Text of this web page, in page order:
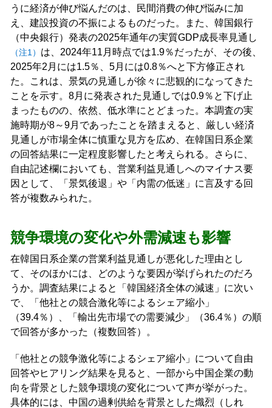
うに経済が伸び悩んだのは、民間消費の伸び悩みに加
え、建設投資の不振によるものだった。また、韓国銀行
（中央銀行）発表の2025年通年の実質GDP成長率見通し
（注1） は、2024年11月時点では1.9％だったが、その後、
2025年2月には1.5％、5月には0.8％へと下方修正され
た。これは、景気の見通しが徐々に悲観的になってきた
ことを示す。8月に発表された見通しでは0.9％と下げ止
まったものの、依然、低水準にとどまった。本調査の実
施時期が8～9月であったことを踏まえると、厳しい経済
見通しが市場全体に慎重な見方を広め、在韓国日系企業
の回答結果に一定程度影響したと考えられる。さらに、
自由記述欄においても、営業利益見通しへのマイナス要
因として、「景気後退」や「内需の低迷」に言及する回
答が複数みられた。
競争環境の変化や外需減速も影響
在韓国日系企業の営業利益見通しが悪化した理由とし
て、そのほかには、どのような要因が挙げられたのだろ
うか。調査結果によると「韓国経済全体の減速」に次い
で、「他社との競合激化等によるシェア縮小」
（39.4％）、「輸出先市場での需要減少」（36.4％）の順
で回答が多かった（複数回答）。
「他社との競争激化等によるシェア縮小」について自由
回答やヒアリング結果を見ると、一部から中国企業の動
向を背景とした競争環境の変化について声が挙がった。
具体的には、中国の過剰供給を背景とした熾烈（しれ